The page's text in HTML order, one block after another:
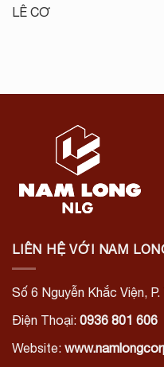
LÊ CƠ
LIÊN HỆ VỚI NAM
Số 6 Nguyễn Khắc Viện,
Điện Thoại: 0936 801 606
Website: